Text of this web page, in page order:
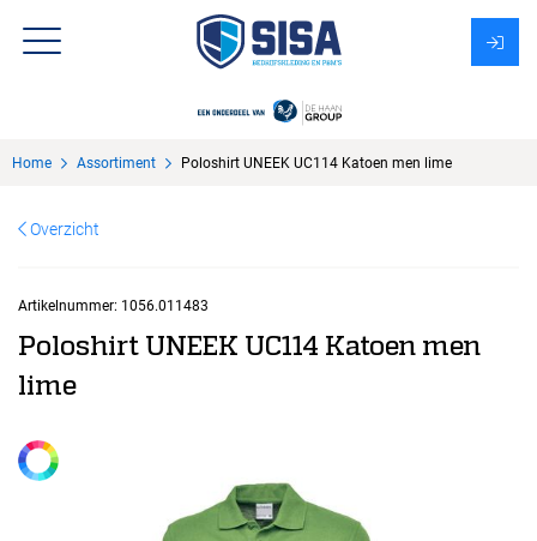
Over Sisa
KMS
Uitzendbureau?
Home Assortiment Poloshirt UNEEK UC114 Katoen men lime
Overzicht
Artikelnummer: 1056.011483
Poloshirt UNEEK UC114 Katoen men
lime